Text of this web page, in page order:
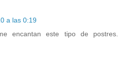
a las 0:19
encantan este tipo de postres.